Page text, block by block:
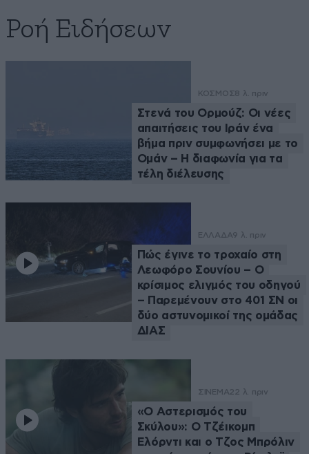
Ροή Ειδήσεων
ΚΟΣΜΟΣ8 λ. πριν
Στενά του Ορμούζ: Οι νέες
απαιτήσεις του Ιράν ένα
βήμα πριν συμφωνήσει με το
Ομάν – Η διαφωνία για τα
τέλη διέλευσης
ΕΛΛΑΔΑ9 λ. πριν
Πώς έγινε το τροχαίο στη
Λεωφόρο Σουνίου – Ο
κρίσιμος ελιγμός του οδηγού
– Παρεμένουν στο 401 ΣΝ οι
δύο αστυνομικοί της ομάδας
ΔΙΑΣ
ΣΙΝΕΜΑ22 λ. πριν
«Ο Αστερισμός του
Σκύλου»: Ο Τζέικομπ
Ελόρντι και ο Τζος Μπρόλιν